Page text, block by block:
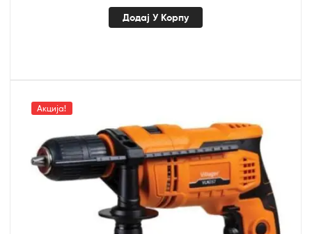
Додај У Корпу
Акција!